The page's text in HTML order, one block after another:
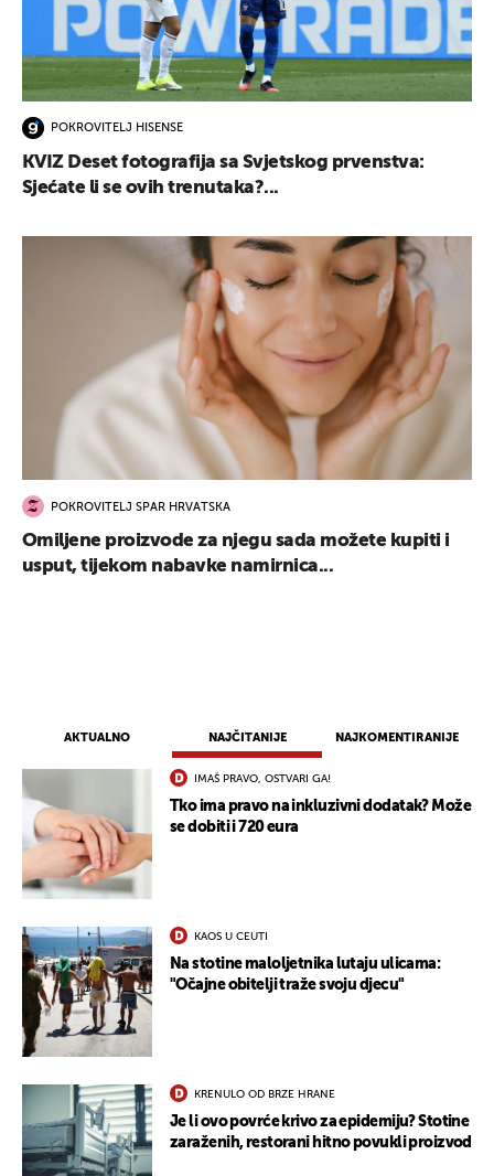
AKTUALNO NAJČITANIJE NAJKOMENTIRANIJE
IMAŠ PRAVO, OSTVARI GA!
Tko ima pravo na inkluzivni dodatak? Može
se dobiti i 720 eura
KAOS U CEUTI
Na stotine maloljetnika lutaju ulicama:
"Očajne obitelji traže svoju djecu"
KRENULO OD BRZE HRANE
Je li ovo povrće krivo za epidemiju? Stotine
zaraženih, restorani hitno povukli proizvod
POKROVITELJ HISENSE
KVIZ Deset fotografija sa Svjetskog prvenstva:
Sjećate li se ovih trenutaka?...
POKROVITELJ SPAR HRVATSKA
Omiljene proizvode za njegu sada možete kupiti i
usput, tijekom nabavke namirnica...